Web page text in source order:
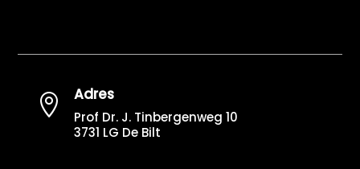
 Adres
Prof Dr. J. Tinbergenweg 10
3731 LG De Bilt